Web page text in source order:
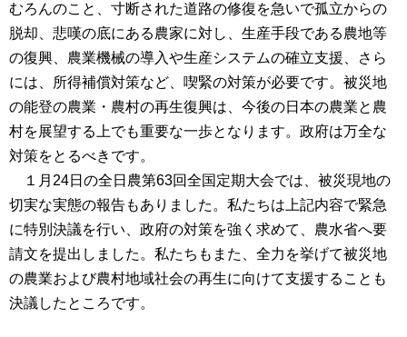
むろんのこと、寸断された道路の修復を急いで孤立からの
脱却、悲嘆の底にある農家に対し、生産手段である農地等
の復興、農業機械の導入や生産システムの確立支援、さら
には、所得補償対策など、喫緊の対策が必要です。被災地
の能登の農業・農村の再生復興は、今後の日本の農業と農
村を展望する上でも重要な一歩となります。政府は万全な
対策をとるべきです。
１月24日の全日農第63回全国定期大会では、被災現地の
切実な実態の報告もありました。私たちは上記内容で緊急
に特別決議を行い、政府の対策を強く求めて、農水省へ要
請文を提出しました。私たちもまた、全力を挙げて被災地
の農業および農村地域社会の再生に向けて支援することも
決議したところです。